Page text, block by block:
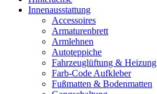
Innenausstattung
Accessoires
Armaturenbrett
Armlehnen
Autoteppiche
Fahrzeuglüftung & Heizung
Farb-Code Aufkleber
Fußmatten & Bodenmatten